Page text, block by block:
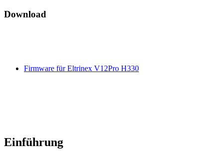
Download
Firmware für Eltrinex V12Pro H330
Einführung